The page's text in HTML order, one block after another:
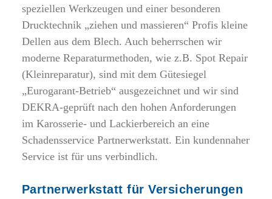
speziellen Werkzeugen und einer besonderen
Drucktechnik „ziehen und massieren“ Profis kleine
Dellen aus dem Blech. Auch beherrschen wir
moderne Reparaturmethoden, wie z.B. Spot Repair
(Kleinreparatur), sind mit dem Gütesiegel
„Eurogarant-Betrieb“ ausgezeichnet und wir sind
DEKRA-geprüft nach den hohen Anforderungen
im Karosserie- und Lackierbereich an eine
Schadensservice Partnerwerkstatt. Ein kundennaher
Service ist für uns verbindlich.
Partnerwerkstatt für Versicherungen